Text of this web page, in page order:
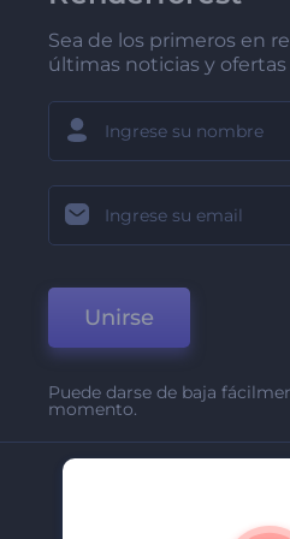
Sea de los primeros en
últimas noticias y ofertas
Unirse
Puede darse de baja
momento.
Acerca De